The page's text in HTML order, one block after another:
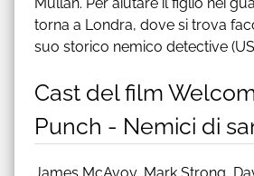
torna a Londra, dove si trova
suo storico nemico detective
Cast del film
Punch - Nemici di
James McAvoy, Mark Strong,